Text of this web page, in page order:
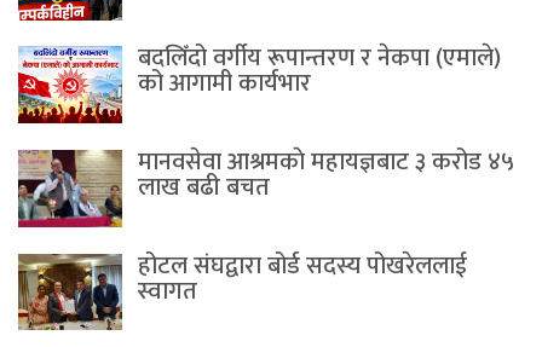
बदलिँदो वर्गीय रूपान्तरण र नेकपा (एमाले)
को आगामी कार्यभार
मानवसेवा आश्रमकाे‌ महायज्ञबाट ३ करोड ४५
लाख बढी बचत
होटल संघद्वारा बोर्ड सदस्य पोखरेललाई
स्वागत